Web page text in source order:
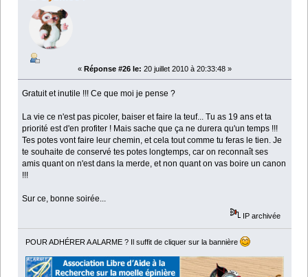
« Réponse #26 le: 20 juillet 2010 à 20:33:48 »
Gratuit et inutile !!! Ce que moi je pense ?
La vie ce n'est pas picoler, baiser et faire la teuf... Tu as 19 ans et ta
priorité est d'en profiter ! Mais sache que ça ne durera qu'un temps !!!
Tes potes vont faire leur chemin, et cela tout comme tu feras le tien. Je
te souhaite de conservé tes potes longtemps, car on reconnaît ses
amis quant on n'est dans la merde, et non quant on vas boire un canon
!!!
Sur ce, bonne soirée...
IP archivée
POUR ADHÉRER A ALARME ? Il suffit de cliquer sur la bannière